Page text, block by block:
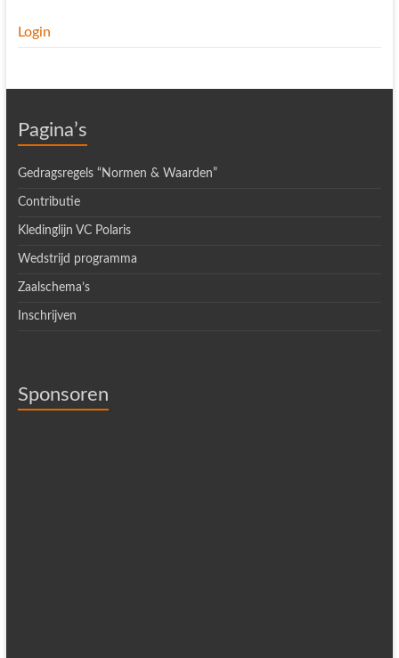
Login
Pagina’s
Gedragsregels “Normen & Waarden”
Contributie
Kledinglijn VC Polaris
Wedstrijd programma
Zaalschema’s
Inschrijven
Sponsoren